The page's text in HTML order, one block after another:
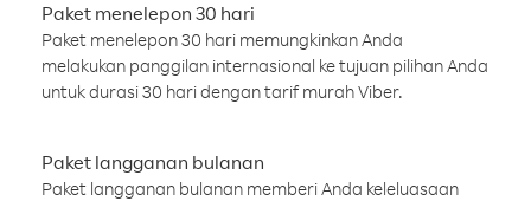
Paket menelepon 30 hari
Paket menelepon 30 hari memungkinkan Anda
melakukan panggilan internasional ke tujuan pilihan Anda
untuk durasi 30 hari dengan tarif murah Viber.
Paket langganan bulanan
Paket langganan bulanan memberi Anda keleluasaan